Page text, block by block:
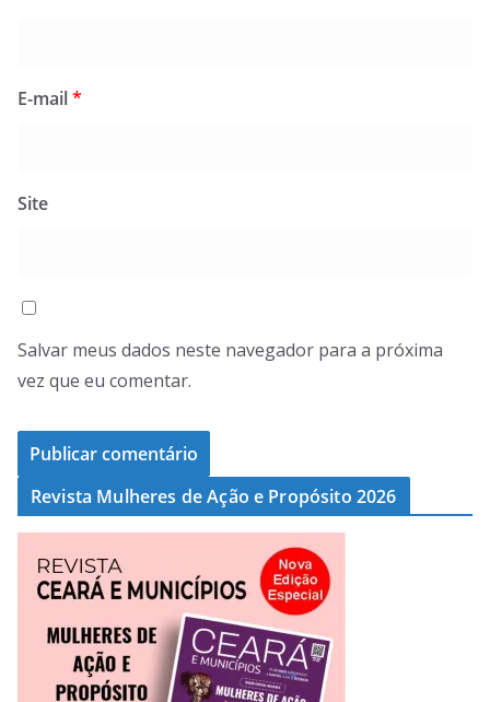
E-mail*
Site
Salvar meus dados neste navegador para a próxima
vez que eu comentar.
Revista Mulheres de Ação e Propósito 2026